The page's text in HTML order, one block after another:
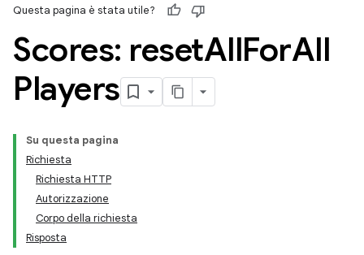
Questa pagina è stata utile?
Scores: resetAllForAll
Players
Su questa pagina
Richiesta
Richiesta HTTP
Autorizzazione
Corpo della richiesta
Risposta